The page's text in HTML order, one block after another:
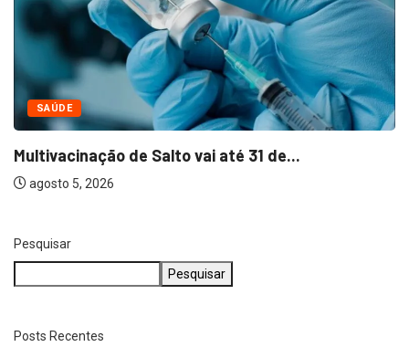
NEGÓCIOS
Bella Capri inaugura primeira franquia em Salto
Pesquisar
Pesquisar
Posts Recentes